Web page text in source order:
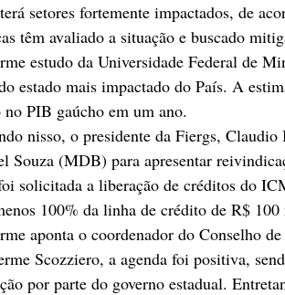
setores fortemente impactados, de
têm avaliado a situação e buscado
estudo da Universidade Federal de
estado mais impactado do País. A
PIB gaúcho em um ano.
nisso, o presidente da Fiergs,
Souza (MDB) para apresentar
solicitada a liberação de créditos do
100% da linha de crédito de R$
aponta o coordenador do Conselho
Scozziero, a agenda foi positiva,
por parte do governo estadual.